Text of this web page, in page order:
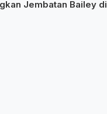
Jembatan Bailey di